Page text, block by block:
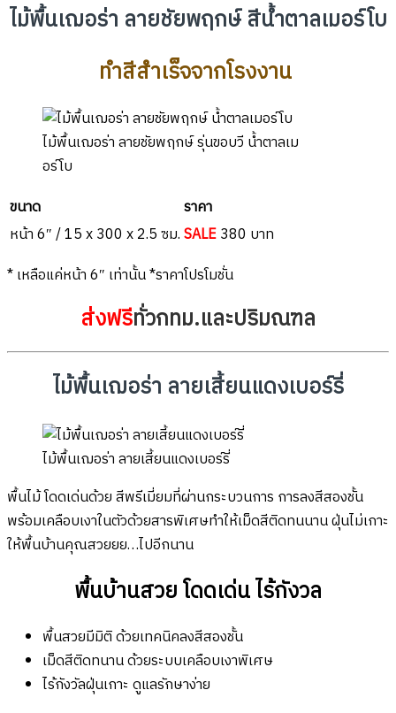
ไม้พื้นเฌอร่า ลายชัยพฤกษ์สีน้ำตาลเมอร์โบ
ทำสีสำเร็จจากโรงงาน
ไม้พื้นเฌอร่า ลายชัยพฤกษ์ รุ่นขอบวี น้ำตาลเม
อร์โบ
ขนาด
ราคา
หน้า 6″ / 15 x 300 x 2.5 ซม.SALE380 บาท
* เหลือแค่หน้า 6″ เท่านั้น *ราคาโปรโมชั่น
ส่งฟรีทั่วกทม.และปริมณฑล
ไม้พื้นเฌอร่า ลายเสี้ยนแดงเบอร์รี่
ไม้พื้นเฌอร่า ลายเสี้ยนแดงเบอร์รี่
พื้นไม้ โดดเด่นด้วย สีพรีเมี่ยมที่ผ่านกระบวนการ การลงสีสองชั้น
พร้อมเคลือบเงาในตัวด้วยสารพิเศษทำให้เม็ดสีติดทนนาน ฝุ่นไม่เกาะ
ให้พื้นบ้านคุณสวยยย…ไปอีกนาน
พื้นบ้านสวย โดดเด่น ไร้กังวล
พื้นสวยมีมิติ ด้วยเทคนิคลงสีสองชั้น
เม็ดสีติดทนาน ด้วยระบบเคลือบเงาพิเศษ
ไร้กังวัลฝุ่นเกาะ ดูแลรักษาง่าย